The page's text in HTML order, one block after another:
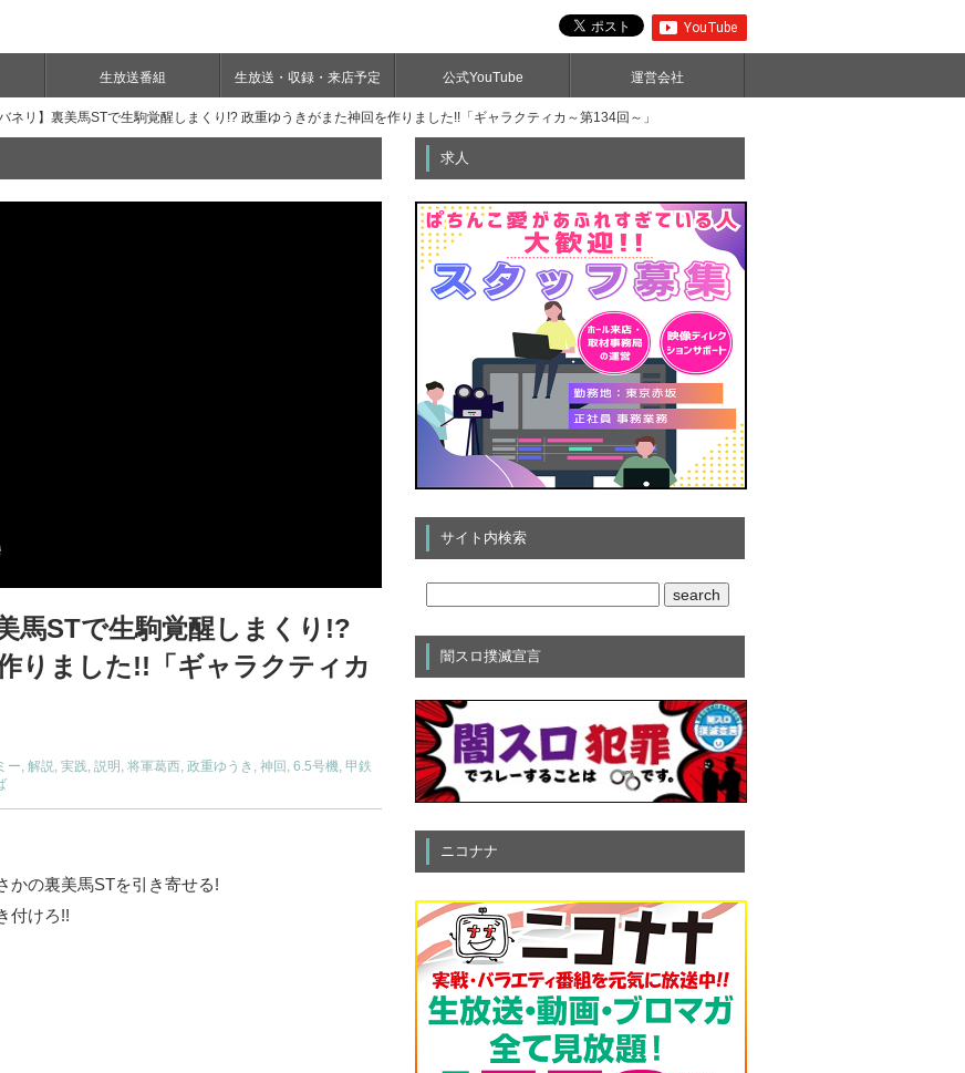
生放送番組 生放送・収録・来店予定 公式YouTube 運営会社
ネリ】裏美馬STで生駒覚醒しまくり!? 政重ゆうきがまた神回を作りました!!「ギャラクティカ～第134回～」
馬STで生駒覚醒しまくり!?
りました!!「ギャラクティカ
ー 解説 実践 説明 将軍葛西 政重ゆうき 神回 6.5号機 甲鉄
かの裏美馬STを引き寄せる!
付けろ!!
求人
サイト内検索
闇スロ撲滅宣言
ニコナナ